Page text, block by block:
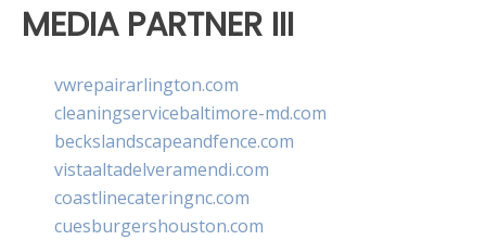
MEDIA PARTNER III
vwrepairarlington.com
cleaningservicebaltimore-md.com
beckslandscapeandfence.com
vistaaltadelveramendi.com
coastlinecateringnc.com
cuesburgershouston.com